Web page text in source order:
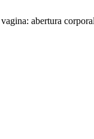
abertura